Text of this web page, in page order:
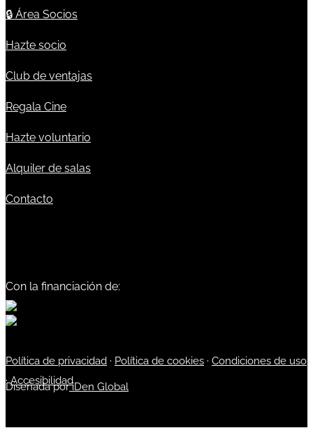
🔒 Área Socios
Hazte socio
Club de ventajas
Regala Cine
Hazte voluntario
Alquiler de salas
Contacto
Con la financiación de:
Política de privacidad · Política de cookies · Condiciones de uso
·Accesibilidad
Diseñada poriDen Global